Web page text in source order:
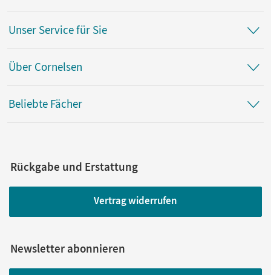
Unser Service für Sie
Über Cornelsen
Beliebte Fächer
Rückgabe und Erstattung
Vertrag widerrufen
Newsletter abonnieren